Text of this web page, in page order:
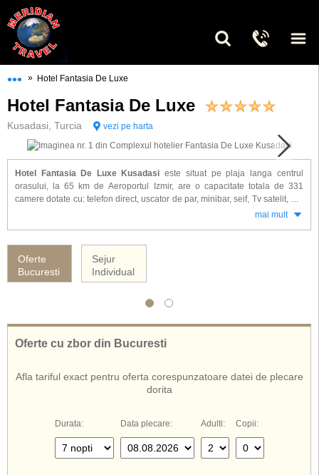
••• » Hotel Fantasia De Luxe
Hotel Fantasia De Luxe
Kusadasi, Turcia vezi pe harta
Hotel Fantasia De Luxe Kusadasi este situat pe plaja langa centrul
orasului, la 65 km de Aeroportul Izmir, are o capacitate totala de 331
camere dotate cu: telefon direct, uscator de par, minibar, seif, Tv satelit, aer
jacuzzi, fitness, 2 terenuri de tenis cu nocturna, tenis de masa, biliard, volei
pe plaja, mini fotbal, surfing, canoe, jet ski, hidrobicicleta, scoala de
de joaca pentru copii, miniclub, disco, centru medical, baby-sitting,
Complexul Fantasia De Luxe Kusadasi ofera servicii all inlusive.
mai mult
Oferte
Bucuresti
Sejur
Individual
Oferte cu zbor din Bucuresti
Afla tariful exact pentru oferta corespunzatoare datei de plecare
dorita
Durata: Data plecare: Adulti: Copii: